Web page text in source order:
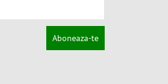
Aboneaza-te